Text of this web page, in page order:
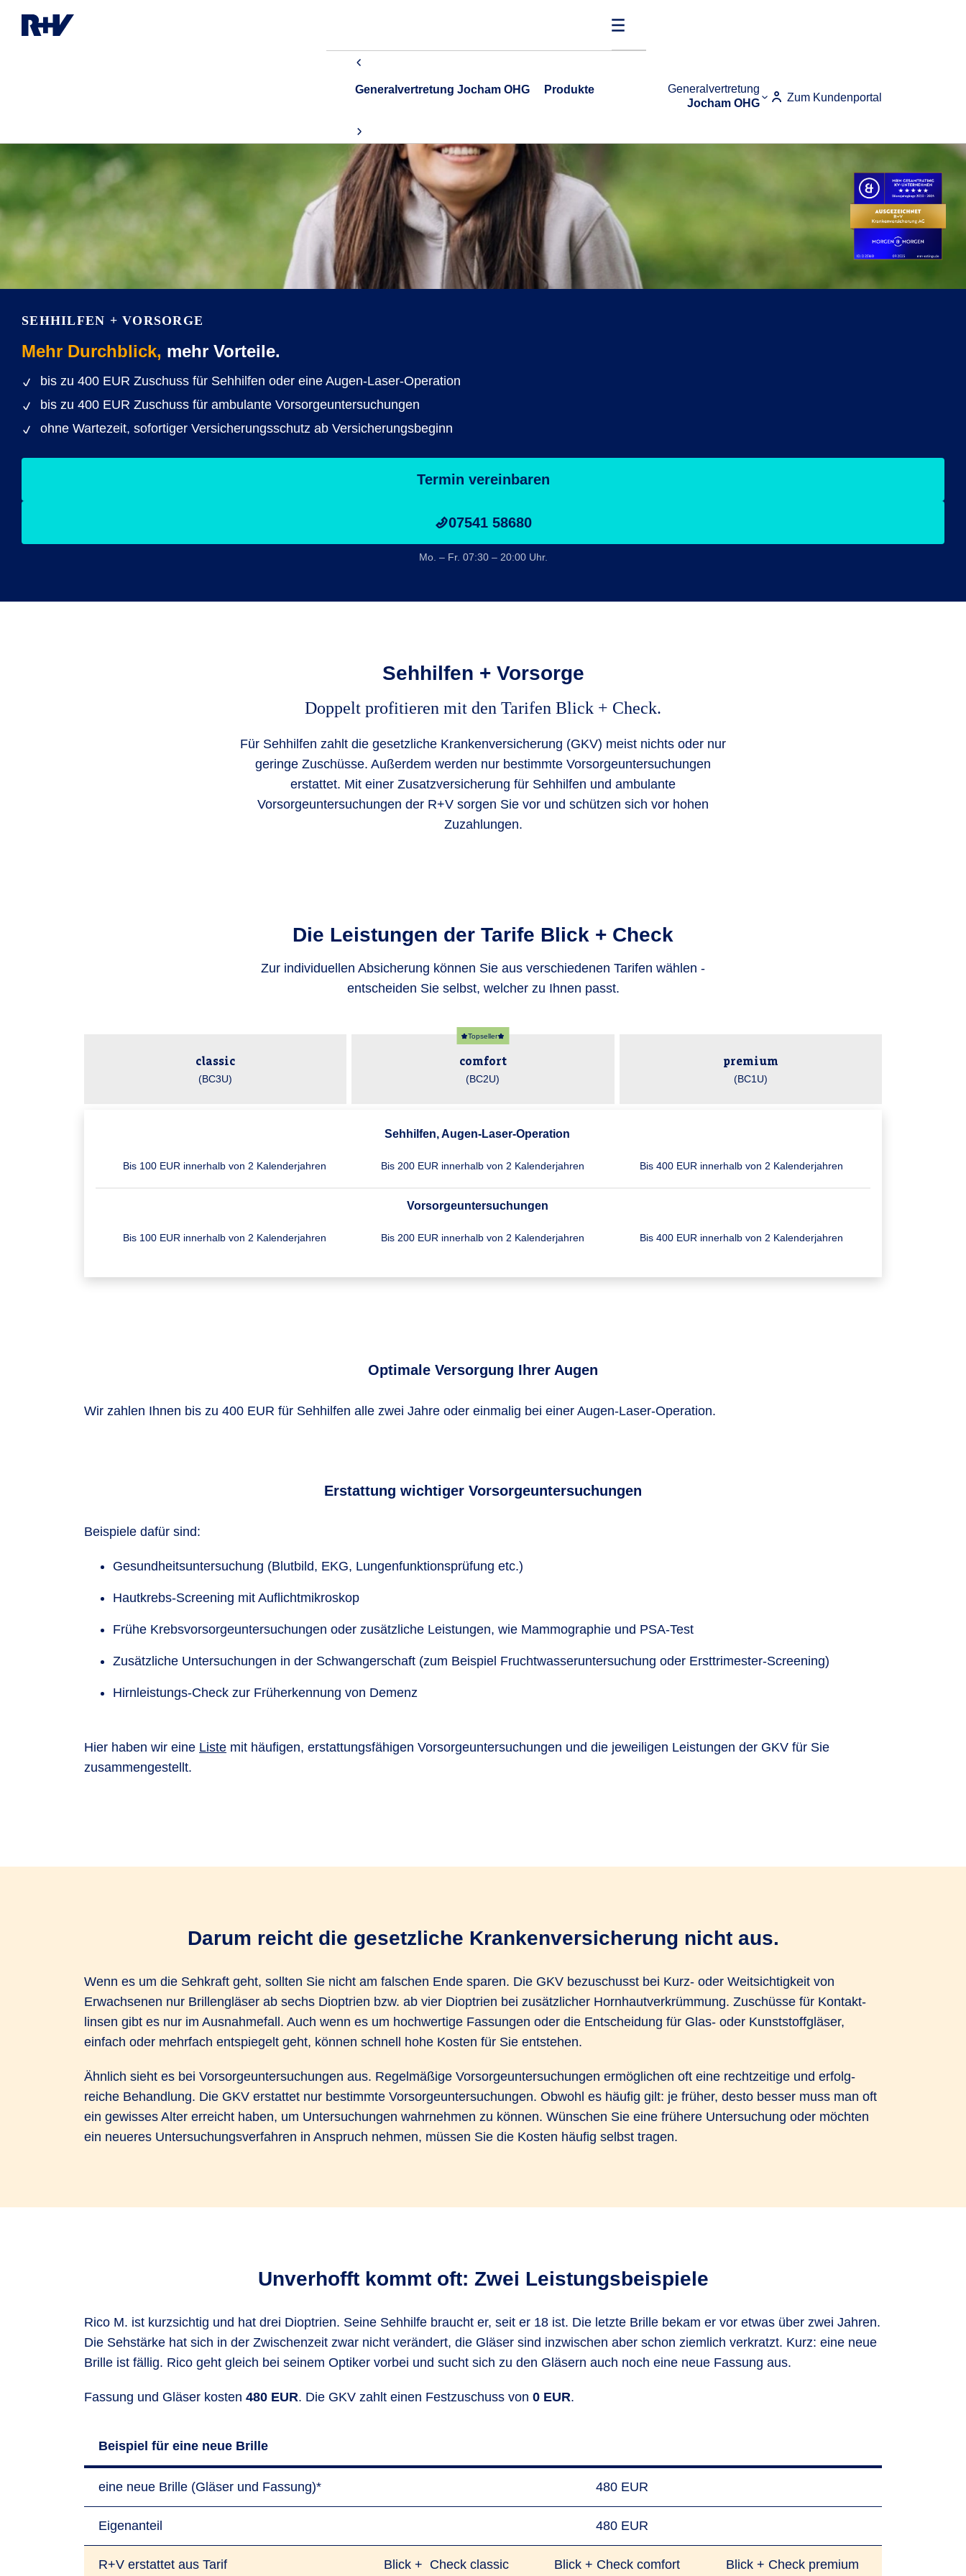
Generalvertretung
Jocham OHG
Zum Kundenportal
Generalvertretung Jocham OHG Produkte
SEHHILFEN + VORSORGE
Mehr Durchblick, mehr Vorteile.
bis zu 400 EUR Zuschuss für Sehhilfen oder eine Augen-Laser-Operation
bis zu 400 EUR Zuschuss für ambulante Vorsorgeuntersuchungen
ohne Wartezeit, sofortiger Versicherungsschutz ab Versicherungsbeginn
Termin vereinbaren
07541 58680
Mo. – Fr. 07:30 – 20:00 Uhr.
Sehhilfen + Vorsorge
Doppelt profitieren mit den Tarifen Blick + Check.
Für Sehhilfen zahlt die gesetzliche Krankenversicherung (GKV) meist nichts oder nur
geringe Zuschüsse. Außerdem werden nur bestimmte Vorsorgeuntersuchungen
erstattet. Mit einer Zusatzversicherung für Sehhilfen und ambulante
Vorsorgeuntersuchungen der R+V sorgen Sie vor und schützen sich vor hohen
Zuzahlungen.
Die Leistungen der Tarife Blick + Check
Zur individuellen Absicherung können Sie aus verschiedenen Tarifen wählen -
entscheiden Sie selbst, welcher zu Ihnen passt.
classic
(BC3U)
Topseller
comfort
(BC2U)
premium
(BC1U)
Sehhilfen, Augen-Laser-Operation
Bis 100 EUR inner­halb von 2 Kalender­jahren Bis 200 EUR inner­halb von 2 Kalender­jahren Bis 400 EUR inner­halb von 2 Kalender­jahren
Vorsorgeuntersuchungen
Bis 100 EUR inner­halb von 2 Kalender­jahren Bis 200 EUR inner­halb von 2 Kalender­jahren Bis 400 EUR inner­halb von 2 Kalender­jahren
Optimale Versorgung Ihrer Augen
Wir zahlen Ihnen bis zu 400 EUR für Sehhilfen alle zwei Jahre oder einmalig bei einer Augen-Laser-Operation.
Erstattung wichtiger Vorsorgeuntersuchungen
Beispiele dafür sind:
Gesundheitsuntersuchung (Blutbild, EKG, Lungenfunktionsprüfung etc.)
Hautkrebs-Screening mit Auflichtmikroskop
Frühe Krebsvorsorgeuntersuchungen oder zusätzliche Leistungen, wie Mammographie und PSA-Test
Zusätzliche Untersuchungen in der Schwangerschaft (zum Beispiel Fruchtwasseruntersuchung oder Ersttrimester-Screening)
Hirnleistungs-Check zur Früherkennung von Demenz
Hier haben wir eine Liste mit häufigen, erstattungsfähigen Vorsorgeuntersuchungen und die jeweiligen Leistungen der GKV für Sie
zusammengestellt.
Darum reicht die gesetzliche Krankenversicherung nicht aus.
Wenn es um die Sehkraft geht, sollten Sie nicht am falschen Ende sparen. Die GKV bezu­schusst bei Kurz- oder Weit­sichtigkeit von
Erwach­senen nur Brillen­gläser ab sechs Dioptrien bzw. ab vier Dioptrien bei zusätz­licher Horn­haut­ver­krüm­mung. Zuschüsse für Kontakt­
linsen gibt es nur im Ausnahme­fall. Auch wenn es um hochwertige Fassungen oder die Entscheidung für Glas- oder Kunst­stoff­gläser,
einfach oder mehrfach ent­spiegelt geht, können schnell hohe Kosten für Sie entstehen.
Ähnlich sieht es bei Vorsorge­unter­suchungen aus. Regel­mäßige Vorsorge­unter­suchungen ermög­lichen oft eine recht­zeitige und erfolg­
reiche Behand­lung. Die GKV erstattet nur bestimmte Vorsorge­unter­suchungen. Obwohl es häufig gilt: je früher, desto besser muss man oft
ein gewisses Alter erreicht haben, um Unter­suchungen wahrnehmen zu können. Wünschen Sie eine frühere Unter­suchung oder möchten
ein neueres Unter­suchungs­verfahren in Anspruch nehmen, müssen Sie die Kosten häufig selbst tragen.
Unverhofft kommt oft: Zwei Leistungs­beispiele
Rico M. ist kurzsichtig und hat drei Dioptrien. Seine Sehhilfe braucht er, seit er 18 ist. Die letzte Brille bekam er vor etwas über zwei Jahren.
Die Sehstärke hat sich in der Zwischenzeit zwar nicht verändert, die Gläser sind inzwischen aber schon ziemlich verkratzt. Kurz: eine neue
Brille ist fällig. Rico geht gleich bei seinem Optiker vorbei und sucht sich zu den Gläsern auch noch eine neue Fassung aus.
Fassung und Gläser kosten480 EUR. Die GKV zahlt einen Festzuschuss von0 EUR.
Beispiel für eine neue Brille
eine neue Brille (Gläser und Fassung)* 480 EUR
Eigenanteil 480 EUR
R+V erstattet aus Tarif Blick + Check classic Blick + Check comfort Blick + Check premium